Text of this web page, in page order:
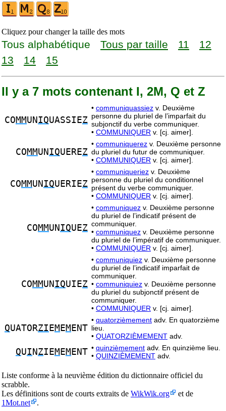
Cliquez pour changer la taille des mots
Tous alphabétique Tous par taille 11
12
13
14 15
Il y a 7 mots contenant I, 2M, Q et Z
COMMUN IQUASSIEZ
• communiquassiez v. Deuxième
personne du pluriel de l’imparfait du
subjonctif du verbe communiquer.
• COMMUNIQUER v. [cj. aimer].
COMMUN IQUEREZ
• communiquerez v. Deuxième personne
du pluriel du futur de communiquer.
• COMMUNIQUER v. [cj. aimer].
COMMUN IQUERIEZ
• communiqueriez v. Deuxième
personne du pluriel du conditionnel
présent du verbe communiquer.
• COMMUNIQUER v. [cj. aimer].
COMMUN IQUEZ
• communiquez v. Deuxième personne
du pluriel de l’indicatif présent de
communiquer.
• communiquez v. Deuxième personne
du pluriel de l’impératif de communiquer.
• COMMUNIQUER v. [cj. aimer].
COMMUN IQUIEZ
• communiquiez v. Deuxième personne
du pluriel de l’indicatif imparfait de
communiquer.
• communiquiez v. Deuxième personne
du pluriel du subjonctif présent de
communiquer.
• COMMUNIQUER v. [cj. aimer].
QUATORZI EM EM ENT
• quatorzièmement adv. En quatorzième
lieu.
• QUATORZIÈMEMENT adv.
QUI N ZIEM EM ENT • quinzièmement adv. En quinzième lieu.
• QUINZIÈMEMENT adv.
Liste conforme à la neuvième édition du dictionnaire officiel du
scrabble.
Les définitions sont de courts extraits de WikWik.org
et de
1Mot.net
.